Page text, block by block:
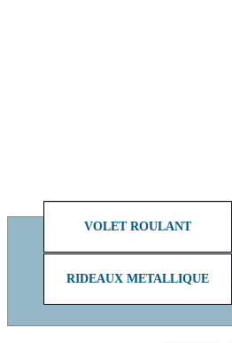
VOLET ROULANT
RIDEAUX METALLIQUE